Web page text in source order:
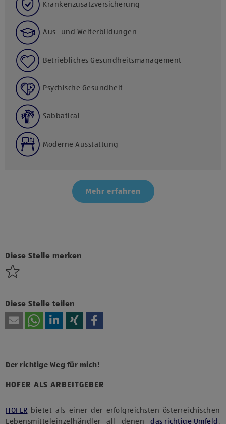
Krankenzusatzversicherung
Aus- und Weiterbildungen
Betriebliches Gesundheitsmanagement
Psychische Gesundheit
Sabbatical
Moderne Ausstattung
Mehr erfahren
Diese Stelle merken
Diese Stelle teilen
HOFER ALS ARBEITGEBER
Der richtige Weg für mich!
HOFER bietet als einer der erfolgreichsten österreichischen
Lebensmitteleinzelhändler all denen das richtige Umfeld ,